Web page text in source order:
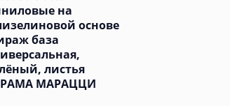
на
основе
база
листья
МАРАЦЦИ